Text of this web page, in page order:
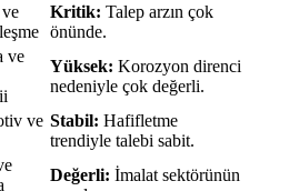
Kritik: Talep arzın çok
önünde.
ve
Yüksek: Korozyon direnci
nedeniyle çok değerli.
ve Stabil: Hafifletme
trendiyle talebi sabit.
Değerli: İmalat sektörünün